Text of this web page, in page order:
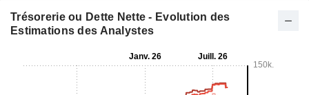
Trésorerie ou Dette Nette - Evolution des
Estimations des Analystes